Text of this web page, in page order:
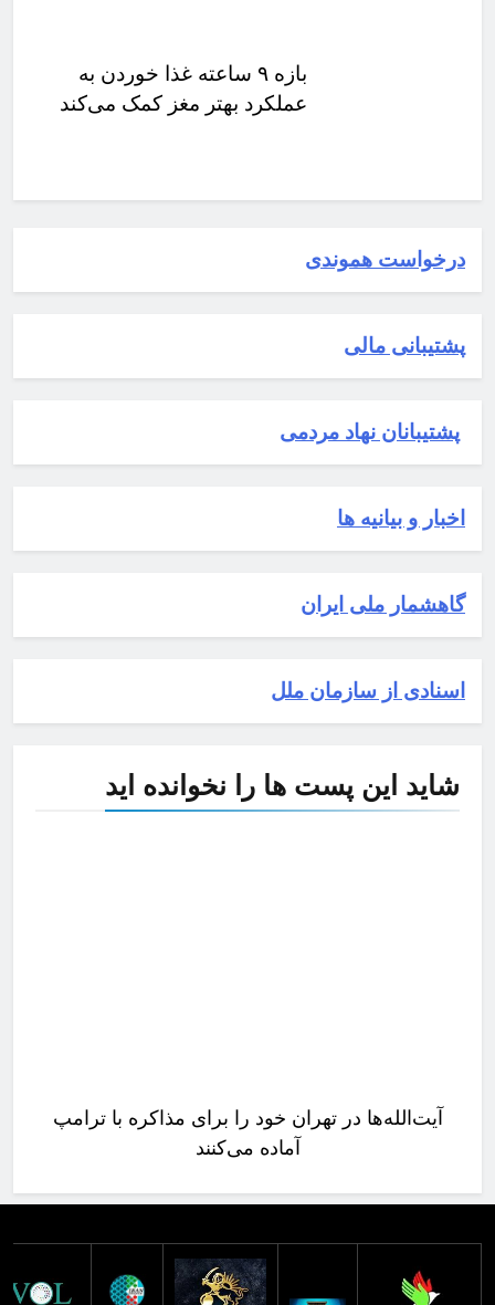
درخواست هموندی
پشتیبانی مالی
پشتیبانان نهاد مردمی
اخبار و بیانیه ها
گاهشمار ملی ایران
اسنادی از سازمان ملل
بازه ۹ ساعته غذا خوردن به
عملکرد بهتر مغز کمک می‌کند
شاید این پست ها را نخوانده اید
آیت‌الله‌ها در تهران خود را برای مذاکره با ترامپ
آماده می‌کنند